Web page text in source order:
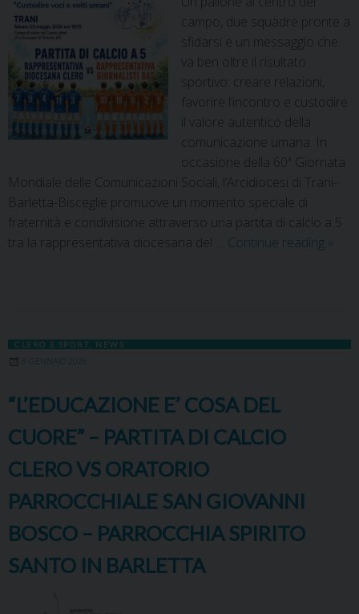
campo, due squadre pronte a
sfidarsi e un messaggio che
va ben oltre il risultato
sportivo: creare relazioni,
favorire l’incontro e custodire
il valore autentico della
comunicazione umana. In
occasione della 60ª Giornata
Mondiale delle Comunicazioni Sociali, l’Arcidiocesi di Trani-
Barletta-Bisceglie promuove un momento speciale di
fraternità e condivisione attraverso una partita di calcio a 5
tra la rappresentativa diocesana del … Continue reading »
CLERO E SPORT NEWS
8 GENNAIO 2026
“L’EDUCAZIONE E’ COSA DEL
CUORE” – PARTITA DI CALCIO
CLERO VS ORATORIO
PARROCCHIALE SAN GIOVANNI
BOSCO – PARROCCHIA SPIRITO
SANTO IN BARLETTA